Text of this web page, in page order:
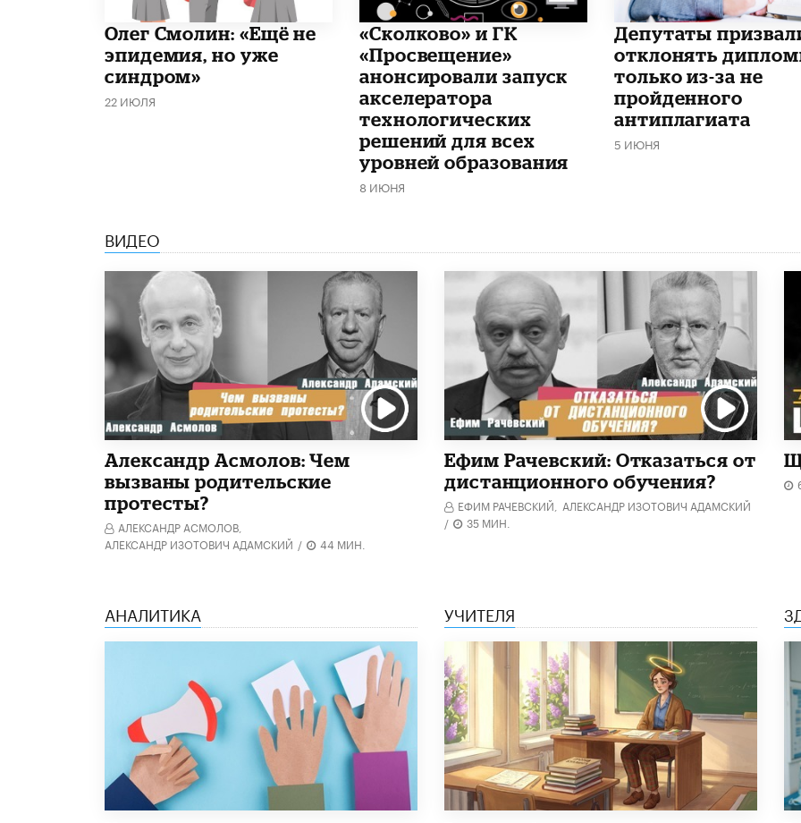
​Олег Смолин: «Ещё не
эпидемия, но уже
синдром»
22 ИЮЛЯ
«Сколково» и ГК
«Просвещение»
анонсировали запуск
акселератора
технологических
решений для всех
уровней образования
8 ИЮНЯ
Депутаты
отклонять
только из-за не
пройденного
антиплагиата
5 ИЮНЯ
ВИДЕО
Александр Асмолов: Чем
вызваны родительские
протесты?
АЛЕКСАНДР АСМОЛОВ,
АЛЕКСАНДР ИЗОТОВИЧ АДАМСКИЙ / 44 МИН.
Ефим Рачевский: Отказаться от
дистанционного обучения?
ЕФИМ РАЧЕВСКИЙ, АЛЕКСАНДР ИЗОТОВИЧ АДАМСКИЙ
/
35 МИН.
АНАЛИТИКА УЧИТЕЛЯ